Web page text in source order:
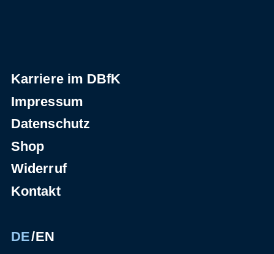
Karriere im DBfK
Impressum
Datenschutz
Shop
Widerruf
Kontakt
DE EN